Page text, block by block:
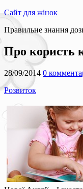
Сайт для жінок
Правильне знання
Про користь
28/09/2014 0
Розвиток